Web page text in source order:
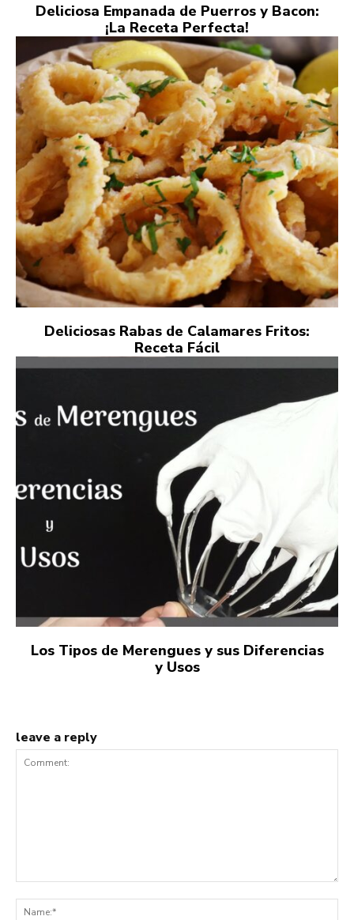
Deliciosa Empanada de Puerros y Bacon:
¡La Receta Perfecta!
Deliciosas Rabas de Calamares Fritos:
Receta Fácil
Los Tipos de Merengues y sus Diferencias
y Usos
leave a reply